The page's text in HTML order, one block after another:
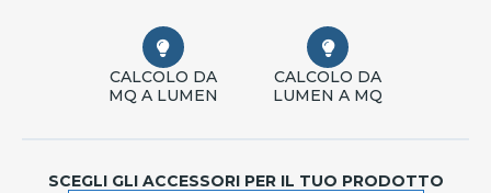
CALCOLO DA
MQ A LUMEN
CALCOLO DA
LUMEN A MQ
SCEGLI GLI ACCESSORI PER IL TUO PRODOTTO